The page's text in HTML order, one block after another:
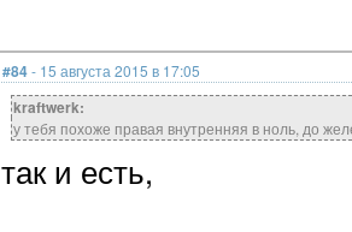
#84- 15 августа 2015 в 17:05
kraftwerk:
у тебя похоже правая внутренняя в ноль, до
так и есть,